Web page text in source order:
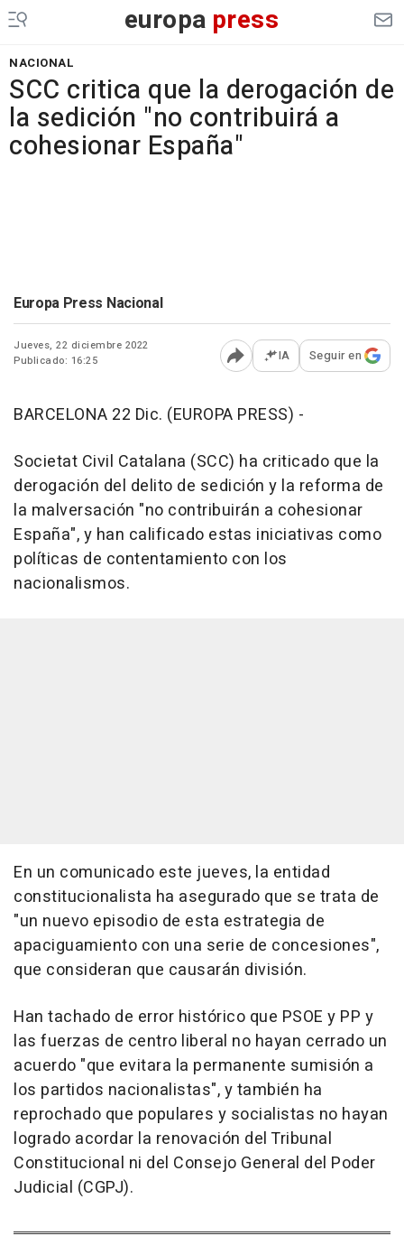
europa press
NACIONAL
SCC critica que la derogación de
la sedición "no contribuirá a
cohesionar España"
Europa Press Nacional
Jueves, 22 diciembre 2022
Publicado: 16:25
Abrir opciones para
IA Seguir en
BARCELONA 22 Dic. (EUROPA PRESS) -
Societat Civil Catalana (SCC) ha criticado que la
derogación del delito de sedición y la reforma de
la malversación "no contribuirán a cohesionar
España", y han calificado estas iniciativas como
políticas de contentamiento con los
nacionalismos.
En un comunicado este jueves, la entidad
constitucionalista ha asegurado que se trata de
"un nuevo episodio de esta estrategia de
apaciguamiento con una serie de concesiones",
que consideran que causarán división.
Han tachado de error histórico que PSOE y PP y
las fuerzas de centro liberal no hayan cerrado un
acuerdo "que evitara la permanente sumisión a
los partidos nacionalistas", y también ha
reprochado que populares y socialistas no hayan
logrado acordar la renovación del Tribunal
Constitucional ni del Consejo General del Poder
Judicial (CGPJ).